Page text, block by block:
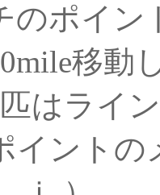
のポイ
移
匹はライ
イント